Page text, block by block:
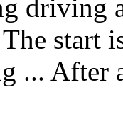
driving
start
... After